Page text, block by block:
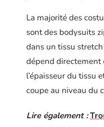
La majorité des
sont des bodysuits
dans un tissu
dépend directement
l’épaisseur du tissu
coupe au niveau du
Lire également :